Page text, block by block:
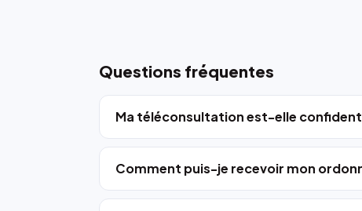
Questions fréquentes
Ma téléconsultation est-elle
Comment puis-je recevoir mon